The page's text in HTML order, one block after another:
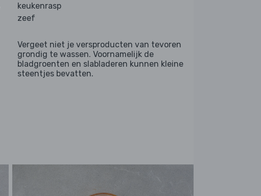
keukenrasp
zeef
Vergeet niet je versproducten van tevoren
grondig te wassen. Voornamelijk de
bladgroenten en slabladeren kunnen kleine
steentjes bevatten.